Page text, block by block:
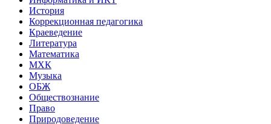
История
Коррекционная педагогика
Краеведение
Литература
Математика
МХК
Музыка
ОБЖ
Обществознание
Право
Природоведение